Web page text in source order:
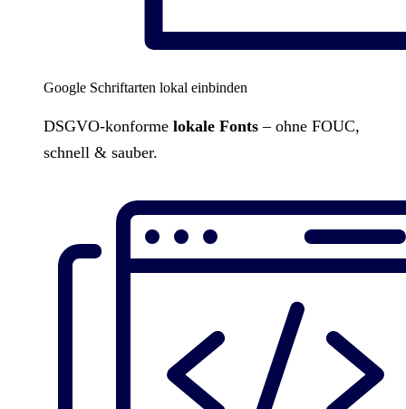
Google Schriftarten lokal einbinden
DSGVO-konforme lokale Fonts – ohne FOUC,
schnell & sauber.